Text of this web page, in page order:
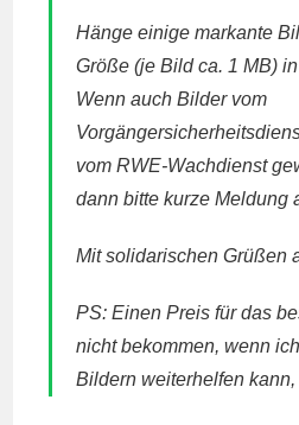
Hänge einige markante
Größe (je Bild ca. 1 MB)
Wenn auch Bilder vom
vom RWE-Wachdienst
dann bitte kurze Meldung
Mit solidarischen Grüßen
PS: Einen Preis für das
nicht bekommen, wenn
Bildern weiterhelfen